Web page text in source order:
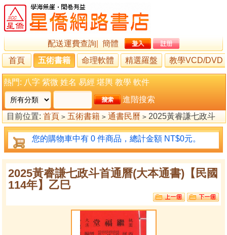
配送運費查詢
簡體
首頁
五術書籍 命理軟體 精選羅盤 教學VCD/DVD
熱門: 八字 紫微 姓名 易經 堪輿 教學 軟件
進階搜索
目前位置: 首頁 > 五術書籍 > 通書民曆 > 2025黃睿謙七政斗
首通曆(大本通書)【民國114年】乙巳
您的購物車中有 0 件商品，總計金額 NT$0元。
2025黃睿謙七政斗首通曆(大本通書)【民國
114年】乙巳